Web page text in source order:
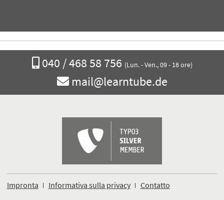
Chiamateci
040 / 468 58 756 (Lun. - Ven., 09 - 18 ore)
Scrivi
un'e-
mail@learntube.de
Impronta Informativa sulla privacy Contatto